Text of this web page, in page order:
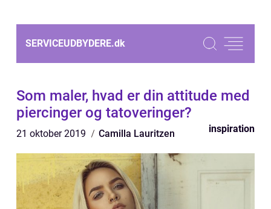
SERVICEUDBYDERE.dk
Som maler, hvad er din attitude med
piercinger og tatoveringer?
21 oktober 2019 Camilla Lauritzen inspiration